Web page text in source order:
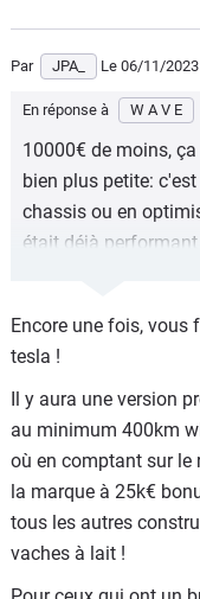
Par JPA_ Le 06/11/2023
En réponse à W A V E
10000€ de moins,
bien plus petite:
chassis ou en
était déjà
qui ferait perdre une
Pour faire un carton,
autonomie
rapide. Même si ça
la TM3.
Pas sûr que Tesla
longs trajets, y'a du
Encore une fois, vous
tesla !
Il y aura une version
au minimum 400km
où en comptant sur le
la marque à 25k€
tous les autres
vaches à lait !